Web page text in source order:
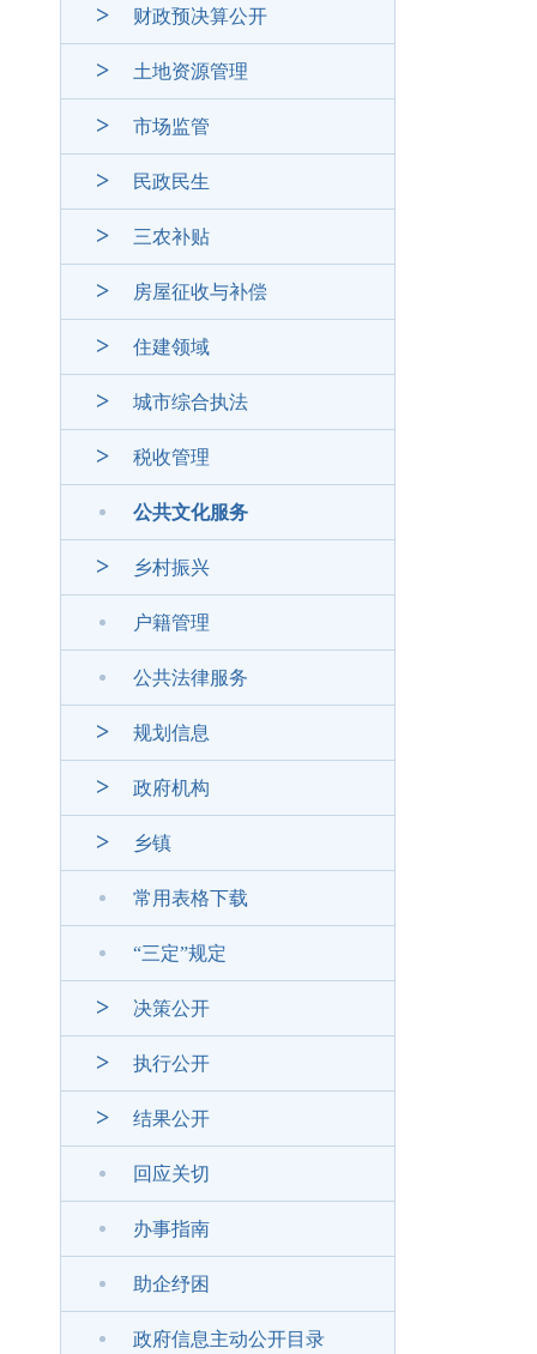
财政预决算公开
土地资源管理
市场监管
民政民生
三农补贴
房屋征收与补偿
住建领域
城市综合执法
税收管理
公共文化服务
乡村振兴
户籍管理
公共法律服务
规划信息
政府机构
乡镇
常用表格下载
“三定”规定
决策公开
执行公开
结果公开
回应关切
办事指南
助企纾困
政府信息主动公开目录